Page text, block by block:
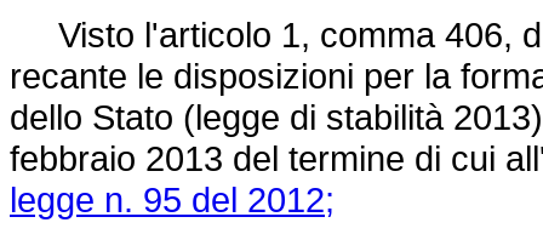
Visto l'articolo 1, comma 406,
recante le disposizioni per la
dello Stato (legge di stabilità
febbraio 2013 del termine di cui
legge n. 95 del 2012;